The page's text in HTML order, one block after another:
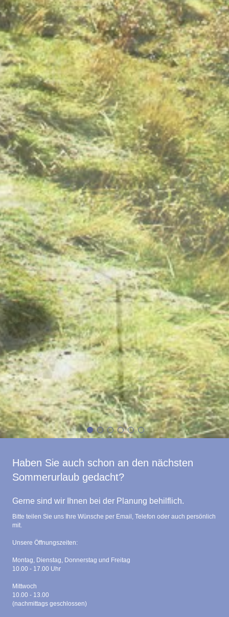
Haben Sie auch schon an den nächsten
Sommerurlaub gedacht?
Gerne sind wir Ihnen bei der Planung behilflich.
Bitte teilen Sie uns Ihre Wünsche per Email, Telefon oder auch persönlich
mit.
Unsere Öffnungszeiten:
Montag, Dienstag, Donnerstag und Freitag
10.00 - 17.00 Uhr
Mittwoch
10.00 - 13.00
(nachmittags geschlossen)